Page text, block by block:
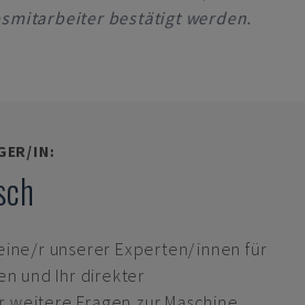
bestätigt werden.
IN:
r unserer Experten/innen für
und Ihr direkter